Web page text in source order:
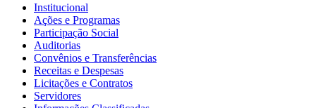
Institucional
Ações e Programas
Participação Social
Auditorias
Convênios e Transferências
Receitas e Despesas
Licitações e Contratos
Servidores